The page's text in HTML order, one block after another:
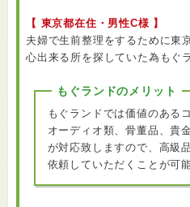
【 東京都在住・男性C様 】
夫婦で生前整理をするために東
心出来る所を探していた為もぐ
もぐランドのメリット
もぐランドでは価値のある
オーディオ類、骨董品、貴
が対応致しますので、高級
依頼していただくことが可